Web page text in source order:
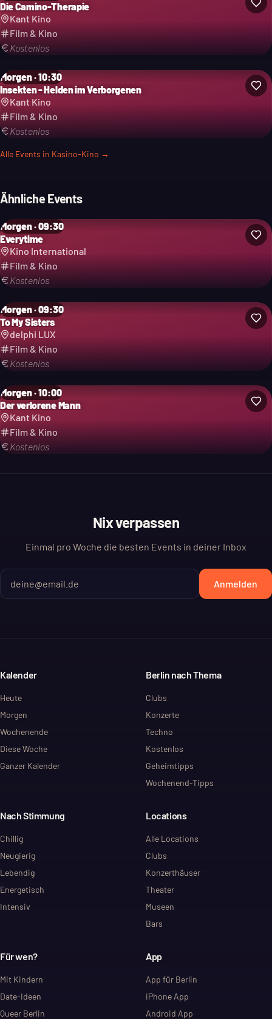
Die Camino-Therapie
Kant Kino
Film & Kino
Kostenlos
Morgen · 10:30
Insekten - Helden im Verborgenen
Kant Kino
Film & Kino
Kostenlos
Alle Events in Kasino-Kino →
Ähnliche Events
Morgen · 09:30
Everytime
Kino International
Film & Kino
Kostenlos
Morgen · 09:30
To My Sisters
delphi LUX
Film & Kino
Kostenlos
Morgen · 10:00
Der verlorene Mann
Kant Kino
Film & Kino
Kostenlos
Nix verpassen
Einmal pro Woche die besten Events in deiner Inbox
Anmelden
Kalender
Heute
Morgen
Wochenende
Diese Woche
Ganzer Kalender
Berlin nach Thema
Clubs
Konzerte
Techno
Kostenlos
Geheimtipps
Wochenend-Tipps
Nach Stimmung
Chillig
Neugierig
Lebendig
Energetisch
Intensiv
Locations
Alle Locations
Clubs
Konzerthäuser
Theater
Museen
Bars
Für wen?
Mit Kindern
Date-Ideen
Queer Berlin
App
App für Berlin
iPhone App
Android App